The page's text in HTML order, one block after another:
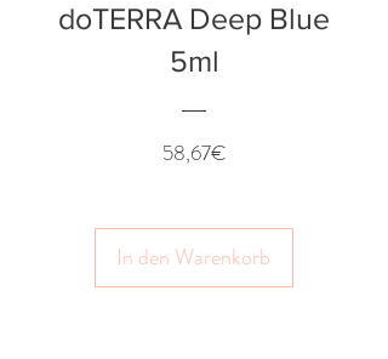
doTERRA Deep Blue
5ml
58,67€Preis
In den Warenkorb